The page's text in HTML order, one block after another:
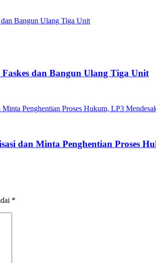
dan Bangun Ulang Tiga Unit
dan Minta Penghentian Proses
*